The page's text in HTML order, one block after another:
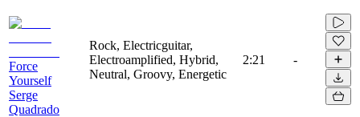
Force
Yourself
Serge
Quadrado
Rock, Electricguitar,
Electroamplified, Hybrid,
Neutral, Groovy, Energetic
2:21 -